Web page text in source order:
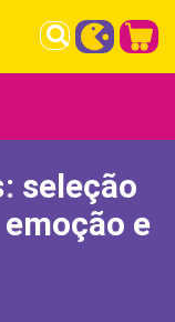
seleção
e